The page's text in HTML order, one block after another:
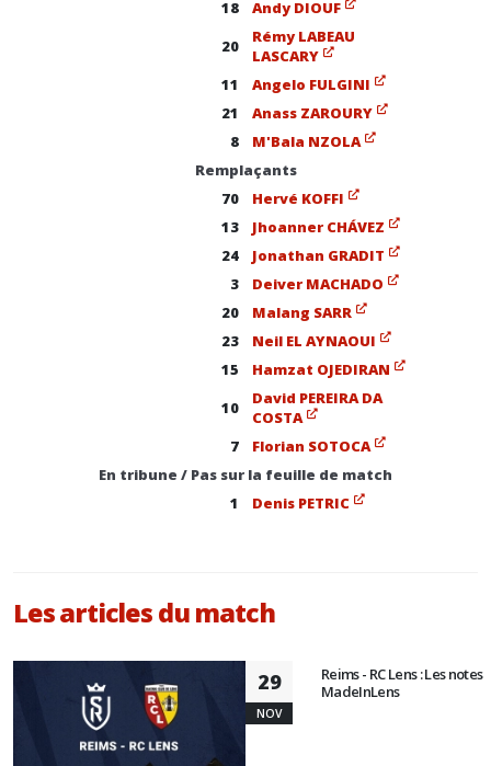
18
Andy DIOUF
20
Rémy LABEAU
LASCARY
11
Angelo FULGINI
21
Anass ZAROURY
8
M'Bala NZOLA
Remplaçants
70
Hervé KOFFI
13
Jhoanner CHÁVEZ
24
Jonathan GRADIT
3
Deiver MACHADO
20
Malang SARR
23
Neil EL AYNAOUI
15
Hamzat OJEDIRAN
10
David PEREIRA DA
COSTA
7
Florian SOTOCA
En tribune / Pas sur la feuille de match
1
Denis PETRIC
Les articles du match
29
NOV
Reims - RC Lens : Les notes
MadeInLens